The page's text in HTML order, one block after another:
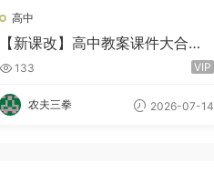
高中
【新课改】高中教案课件大合集
736.6GB
133 VIP
农夫三拳 2026-07-14